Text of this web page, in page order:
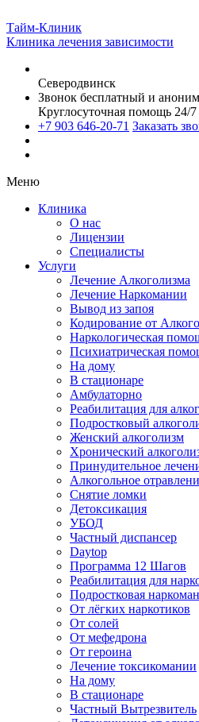
Тайм-Клиник
Клиника лечения зависимости
Северодвинск
Звонок бесплатный и
Круглосуточная помощь 24/7
+7 903 646-20-71 Заказать
Меню
Клиника
О нас
Лицензии
Специалисты
Услуги
Лечение Алкоголизма
Лечение Наркомании
Вывод из запоя
Кодирование от
Наркологическая
Психиатрическая
На дому
В стационаре
Амбулаторно
Реабилитация для
Подростковый
Женский алкоголизм
Хронический
Принудительное
Алкогольное
Снятие ломки
Детоксикация
УБОД
Частный диспансер
Daytop
Программа 12 Шагов
Реабилитация для
Подростковая
От лёгких наркотиков
От солей
От мефедрона
От героина
Лечение токсикомании
На дому
В стационаре
Частный Вытрезвитель